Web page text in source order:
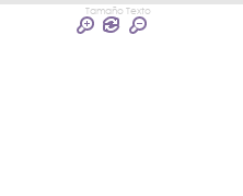
Tamaño Texto